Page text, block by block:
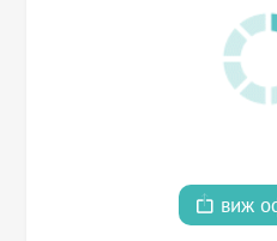
виж